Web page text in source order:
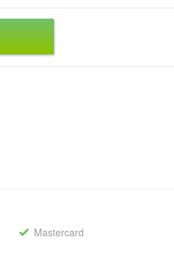
Mastercard